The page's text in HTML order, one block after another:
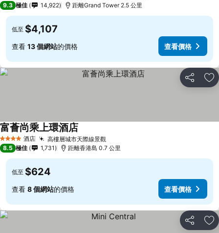
9.3 極佳 14,922 距離Grand Tower 2.5 公里
低至 $4,107
查看 13 個網站的價格 查看價格
分享 放
4 星級 酒店 高樓層城市天際線景觀
富薈尚乘上環酒店
8.5 極佳 1,731 距離香港島 0.7 公里
低至 $624
查看 8 個網站的價格 查看價格
分享 放